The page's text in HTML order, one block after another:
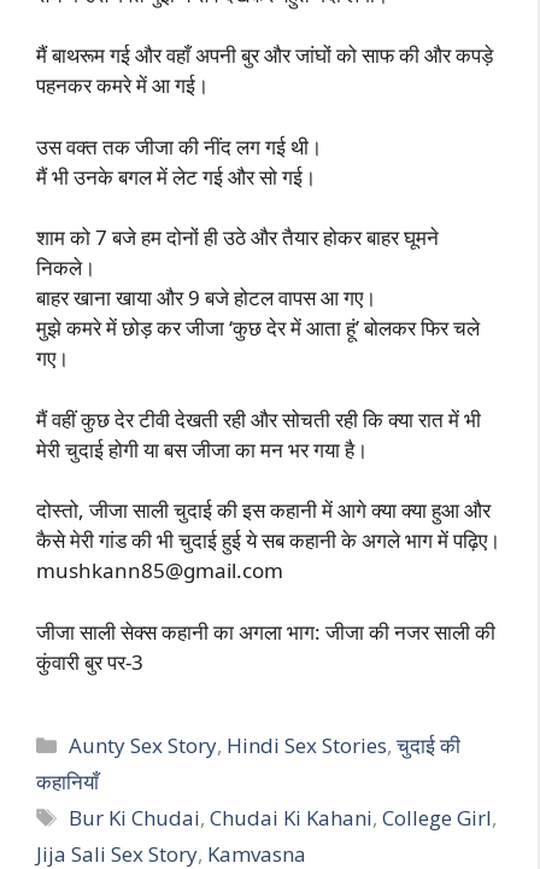
मैं बाथरूम गई और वहाँ अपनी बुर और जांघों को साफ की और कपड़े
पहनकर कमरे में आ गई।
उस वक्त तक जीजा की नींद लग गई थी।
मैं भी उनके बगल में लेट गई और सो गई।
शाम को 7 बजे हम दोनों ही उठे और तैयार होकर बाहर घूमने
निकले।
बाहर खाना खाया और 9 बजे होटल वापस आ गए।
मुझे कमरे में छोड़ कर जीजा ‘कुछ देर में आता हूं’ बोलकर फिर चले
गए।
मैं वहीं कुछ देर टीवी देखती रही और सोचती रही कि क्या रात में भी
मेरी चुदाई होगी या बस जीजा का मन भर गया है।
दोस्तो, जीजा साली चुदाई की इस कहानी में आगे क्या क्या हुआ और
कैसे मेरी गांड की भी चुदाई हुई ये सब कहानी के अगले भाग में पढ़िए।
mushkann85@gmail.com
जीजा साली सेक्स कहानी का अगला भाग: जीजा की नजर साली की
कुंवारी बुर पर-3
Categories
Aunty Sex Story, Hindi Sex Stories,चुदाई की
कहानियाँ
Tags
Bur Ki Chudai,Chudai Ki Kahani,College Girl,
Jija Sali Sex Story, Kamvasna